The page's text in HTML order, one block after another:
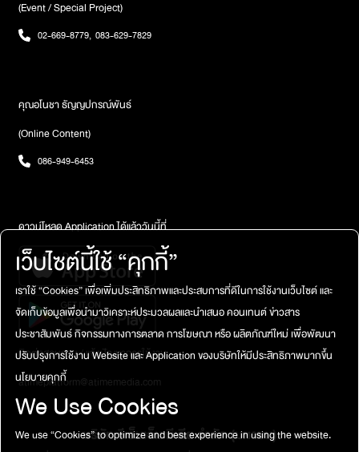
(Event / Special Project)
02-669-8779, 083-629-7829
คุณอโนชา ธัญญปกรณ์พันธ์
(Online Content)
086-949-6453
ดาวน์โหลด Application ได้แล้ววันนี้ที่
ติดต่อสอบถาม / แจ้งปัญหาการใช้งาน
atimeplatform@atimemedia.com
บริษัท จีเอ็มเอ็ม มีเดีย จำกัด (มหาชน)
เว็บไซต์นี้ใช้ “คุกกี้”
เราใช้ “Cookies” เพื่อเพิ่มประสิทธิภาพและประสบการที่ดีในการใช้งานเว็บไซต์ และ
จัดเก็บข้อมูลเพื่อนำมาวิเคราะห์ประมวลผลและนำเสนอ คอนเทนต์ ข่าวสาร
ประชาสัมพันธ์ กิจกรรมทางการตลาด การโฆษณา หรือ ผลิตภัณฑ์ใหม่ เพื่อพัฒนา
ปรับปรุงการใช้งาน Website และ Application ของบริษัทให้มีประสิทธิภาพมากขึ้น
นโยบายคุกกี้
We Use Cookies
We use “Cookies” to optimize and best experience in using the website.